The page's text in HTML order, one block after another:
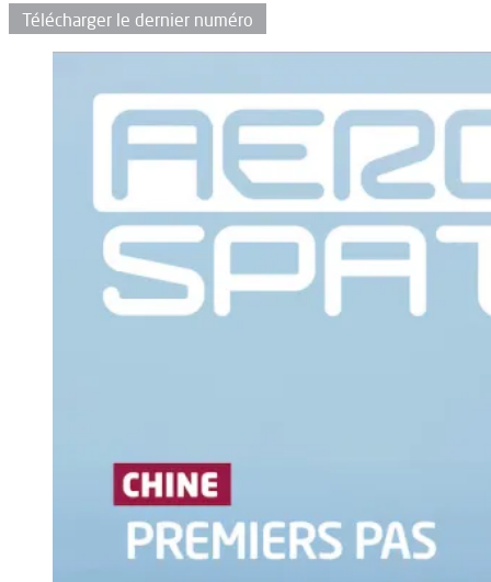
Télécharger le dernier numéro